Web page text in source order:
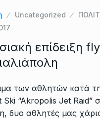
Uncategorized
επίδειξη
των αθλητών κατά
“Akropolis Jet Raid”
δυο αθλητές μας